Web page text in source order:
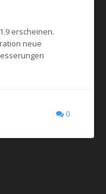
erscheinen.
neue
0